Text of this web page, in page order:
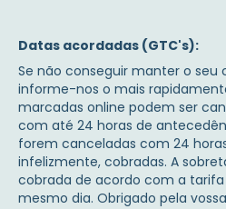
Datas acordadas (GTC's):
Se não conseguir manter o seu
informe-nos o mais
marcadas online podem ser
com até 24 horas de
forem canceladas com 24
infelizmente, cobradas. A
cobrada de acordo com a
mesmo dia. Obrigado pela